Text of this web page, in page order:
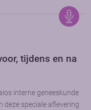
tijdens en na
interne geneeskunde
deze speciale aflevering